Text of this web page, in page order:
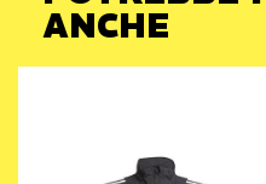
ANCHE